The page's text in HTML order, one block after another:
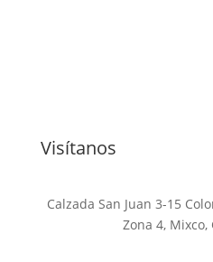
Visítanos
Calzada San Juan 3-15
Zona 4,